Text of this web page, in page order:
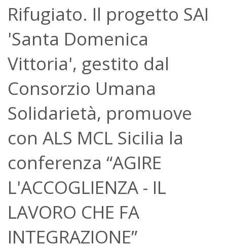
Rifugiato. Il progetto SAI
'Santa Domenica
Vittoria', gestito dal
Consorzio Umana
Solidarietà, promuove
con ALS MCL Sicilia la
conferenza “AGIRE
L'ACCOGLIENZA - IL
LAVORO CHE FA
INTEGRAZIONE”